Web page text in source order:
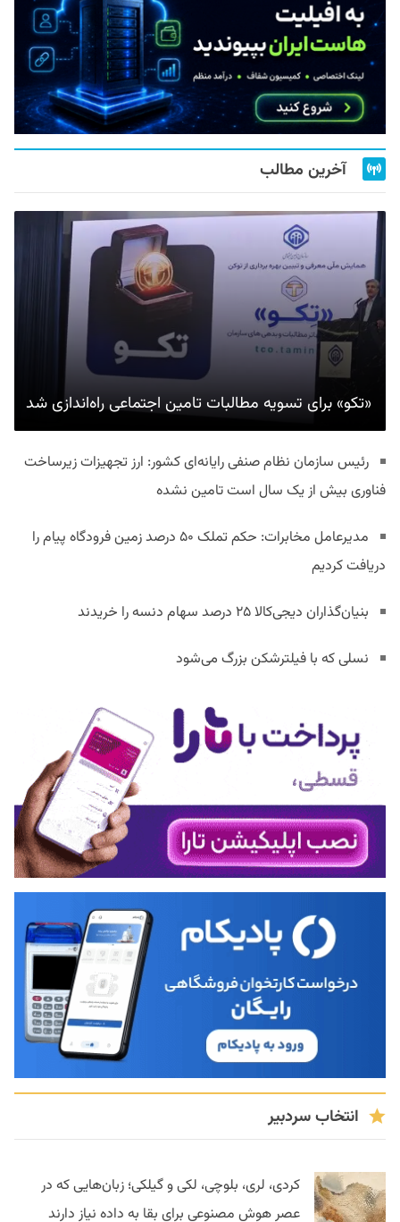
آخرین مطالب
«تکو» برای تسویه مطالبات تامین اجتماعی راه‌اندازی شد
رئیس سازمان نظام صنفی رایانه‌ای کشور: ارز تجهیزات زیرساخت
فناوری بیش از یک سال است تامین نشده
مدیرعامل مخابرات: حکم تملک ۵۰ درصد زمین فرودگاه پیام را
دریافت کردیم
بنیان‌گذاران دیجی‌کالا ۲۵ درصد سهام دنسه را خریدند
نسلی که با فیلترشکن بزرگ می‌شود
انتخاب سردبیر
کردی، لری، بلوچی، لکی و گیلکی؛ زبان‌هایی که در
عصر هوش مصنوعی برای بقا به داده نیاز دارند